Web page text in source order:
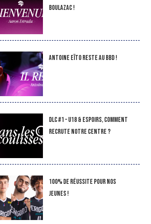
Boulazac !
Antoine Eïto reste au BBD !
DLC #1 – U18 & Espoirs, comment
recrute notre Centre ?
100% de réussite pour nos
jeunes !